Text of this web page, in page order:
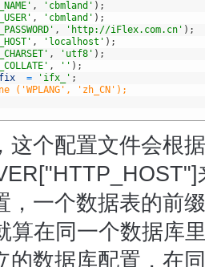
, 'cbmland' ) ;
, 'cbmland' ) ;
, 'http://iFlex.com.cn' ) ;
, 'localhost' ) ;
, 'utf8' ) ;
, '' ) ;
= 'ifx_' ;
('WPLANG', 'zh_CN');
这个配置文件会根
，一个数据表的前
算在同一个数据库
的数据库配置，在